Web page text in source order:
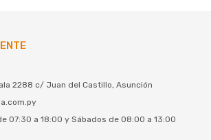
2288 c/ Juan del Castillo, Asunción
07:30 a 18:00 y Sábados de 08:00 a 13:00